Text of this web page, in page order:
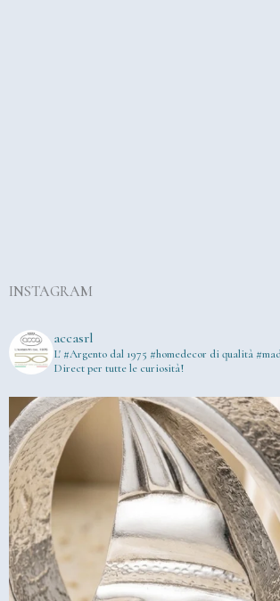
INSTAGRAM
accasrl
L' #Argento dal 1975 #homedecor di qualità
Direct per tutte le curiosità!